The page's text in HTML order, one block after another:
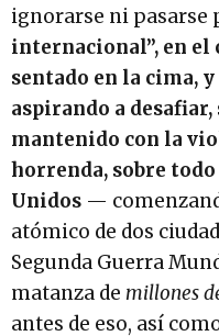
ignorarse ni pasarse
internacional”, en el
sentado en la cima, y
aspirando a
mantenido con la
horrenda, sobre
Unidos —
atómico de dos
Segunda Guerra
matanza de millones
antes de eso, así